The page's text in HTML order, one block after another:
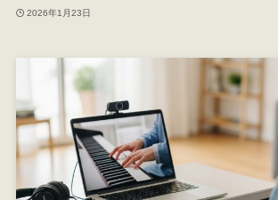
2026年1月23日